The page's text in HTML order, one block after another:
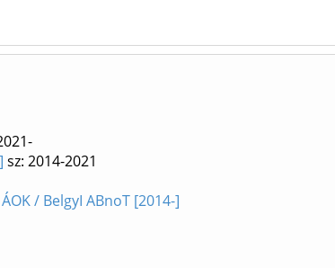
sz: 2014-2021
/ BelgyI ABnoT [2014-]